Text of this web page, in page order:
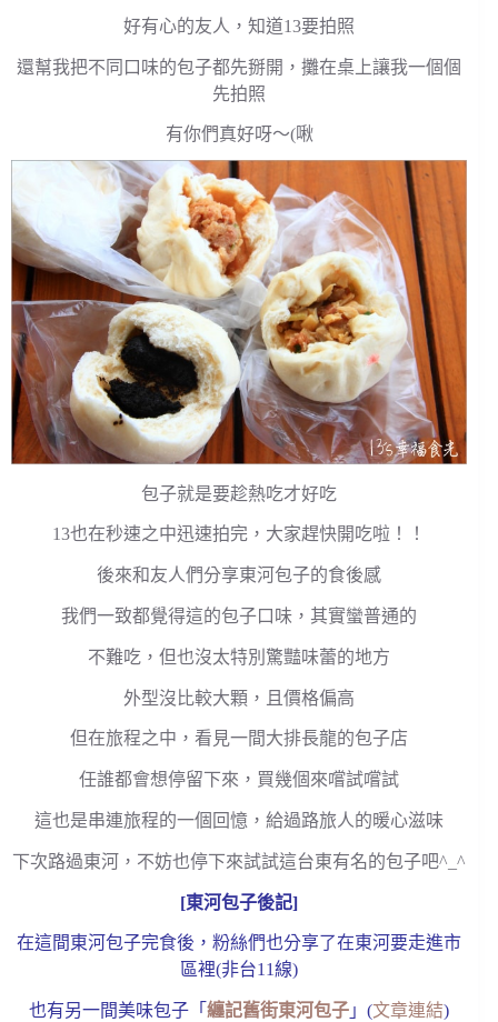
好有心的友人，知道13要拍照
還幫我把不同口味的包子都先掰開，攤在桌上讓我一個個
先拍照
有你們真好呀～(啾
包子就是要趁熱吃才好吃
13也在秒速之中迅速拍完，大家趕快開吃啦！！
後來和友人們分享東河包子的食後感
我們一致都覺得這的包子口味，其實蠻普通的
不難吃，但也沒太特別驚豔味蕾的地方
外型沒比較大顆，且價格偏高
但在旅程之中，看見一間大排長龍的包子店
任誰都會想停留下來，買幾個來嚐試嚐試
這也是串連旅程的一個回憶，給過路旅人的暖心滋味
下次路過東河，不妨也停下來試試這台東有名的包子吧^_^
[東河包子後記]
在這間東河包子完食後，粉絲們也分享了在東河要走進市
區裡(非台11線)
也有另一間美味包子「纏記舊街東河包子 」(文章連結)